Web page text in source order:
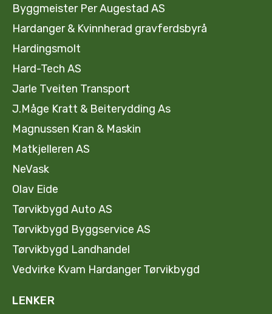
Byggmeister Per Augestad AS
Hardanger & Kvinnherad gravferdsbyrå
Hardingsmolt
Hard-Tech AS
Jarle Tveiten Transport
J.Måge Kratt & Beiterydding As
Magnussen Kran & Maskin
Matkjelleren AS
NeVask
Olav Eide
Tørvikbygd Auto AS
Tørvikbygd Byggservice AS
Tørvikbygd Landhandel
Vedvirke Kvam Hardanger Tørvikbygd
LENKER